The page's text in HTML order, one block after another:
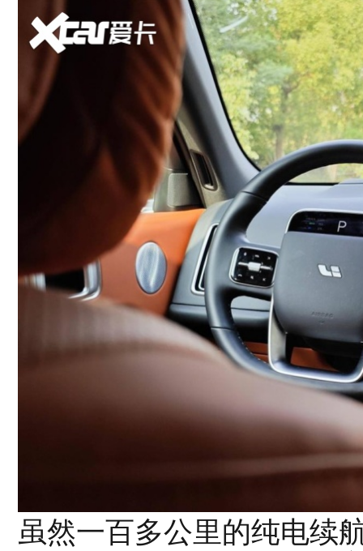
虽然一百多公里的纯电续